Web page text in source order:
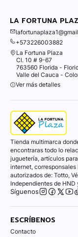
LA FORTUNA
+573226003882
La Fortuna Plaza
Cl. 10 # 9-67
763560 Florida -
Valle del Cauca -
Ver más detalles
Tienda multimarca
encontraras todo lo
juguetería, artículos
internet,
autorizados de: Totto,
Independientes de HND
Síguenos
ESCRÍBENOS
Contacto